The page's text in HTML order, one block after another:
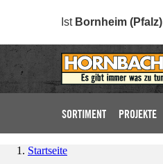
Ist Bornheim (Pfalz)
SORTIMENT PROJEKTE
Startseite